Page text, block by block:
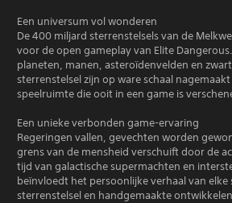
Een universum vol wonderen
De 400 miljard sterrenstelsels van de
voor de open gameplay van Elite
planeten, manen, asteroïdenvelden en
sterrenstelsel zijn op ware schaal
speelruimte die ooit in een game is
Een unieke verbonden game-ervaring
Regeringen vallen, gevechten worden
grens van de mensheid verschuift door de
tijd van galactische supermachten en
beïnvloedt het persoonlijke verhaal van
sterrenstelsel en handgemaakte